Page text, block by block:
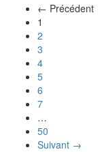
← Précédent
1
2
3
4
5
6
7
…
50
Suivant →